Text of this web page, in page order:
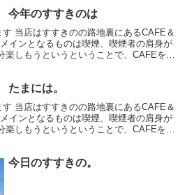
今年のすすきのは
当店はすすきのの路地裏にあるCAFE＆
インとなるものは喫煙、喫煙者の肩身が
楽しもうというということで、CAFEを名
たまには。
当店はすすきのの路地裏にあるCAFE＆
インとなるものは喫煙、喫煙者の肩身が
しもうというということで、CAFEを名
今日のすすきの。